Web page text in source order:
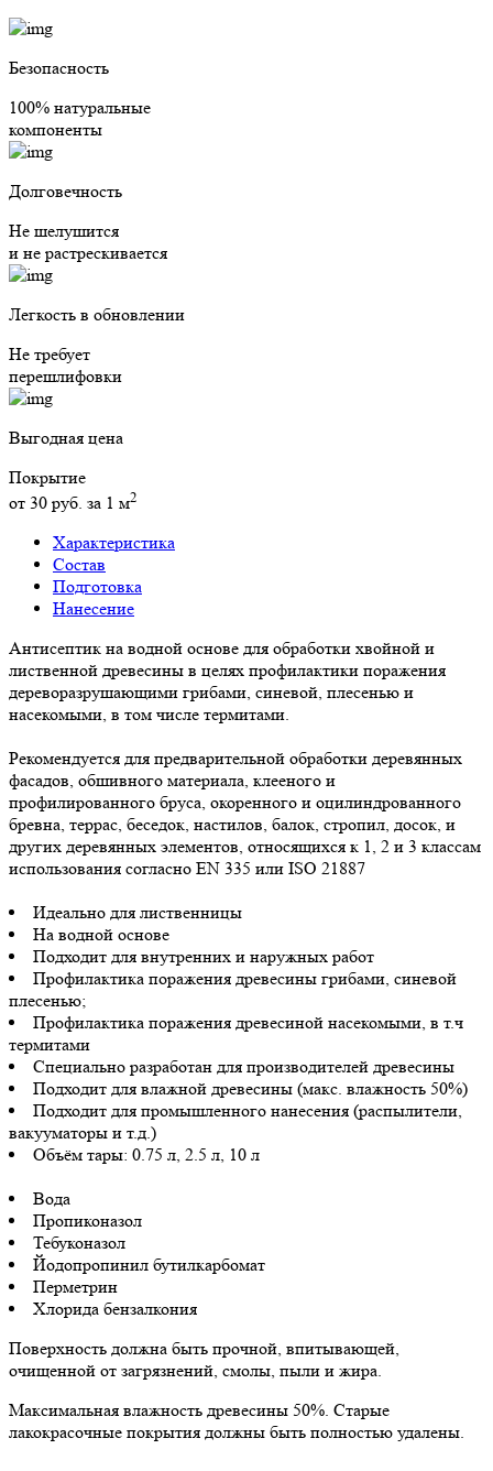
Безопасность
100% натуральные
компоненты
Долговечность
Не шелушится
и не растрескивается
Легкость в обновлении
Не требует
перешлифовки
Выгодная цена
Покрытие
от 30 руб. за 1 м2
Характеристика
Состав
Подготовка
Нанесение
Антисептик на водной основе для обработки хвойной и
лиственной древесины в целях профилактики поражения
дереворазрушающими грибами, синевой, плесенью и
насекомыми, в том числе термитами.
Рекомендуется для предварительной обработки деревянных
фасадов, обшивного материала, клееного и
профилированного бруса, окоренного и оцилиндрованного
бревна, террас, беседок, настилов, балок, стропил, досок, и
других деревянных элементов, относящихся к 1, 2 и 3 классам
использования согласно EN 335 или ISO 21887
Идеально для лиственницы
На водной основе
Подходит для внутренних и наружных работ
Профилактика поражения древесины грибами, синевой
плесенью;
Профилактика поражения древесиной насекомыми, в т.ч
термитами
Специально разработан для производителей древесины
Подходит для влажной древесины (макс. влажность 50%)
Подходит для промышленного нанесения (распылители,
вакууматоры и т.д.)
Объём тары: 0.75 л, 2.5 л, 10 л
Вода
Пропиконазол
Тебуконазол
Йодопропинил бутилкарбомат
Перметрин
Хлорида бензалкония
Поверхность должна быть прочной, впитывающей,
очищенной от загрязнений, смолы, пыли и жира.
Максимальная влажность древесины 50%. Старые
лакокрасочные покрытия должны быть полностью удалены.